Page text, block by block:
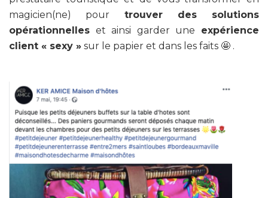
magicien(ne) pour trouver des solutions
opérationnelles et ainsi garder une expérience
client « sexy » sur le papier et dans les faits 🤩 .